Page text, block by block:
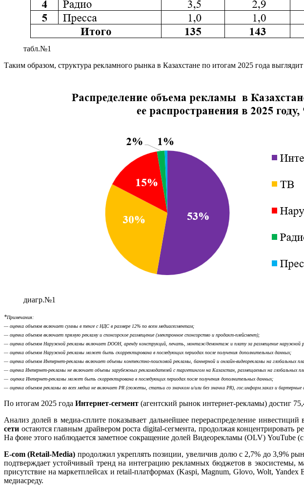
табл.№1
Таким образом, структура рекламного рынка в Казахстане по итогам 2025 года
диагр.№1
*Примечания:
— оценка объемов включает суммы в тенге с НДС в размере 12% по всем медиасегментам;
— оценка объемов включает прямую рекламу и спонсорское размещение (электронное спонсорство и продакт-плейсмент);
— оценка объемов Наружной рекламы включает DOOH, аренду конструкций, печать, монтаж/демонтаж и плату за размещение наружной
— оценка объемов Наружной рекламы может быть скорректирована в последующих периодахпосле получения дополнительных данных;
— оценка объемов Интернет-рекламы включает объемы контекстно-поисковой рекламы, баннерной и онлайн-видеорекламы на глобальных
— оценка Интернет-рекламы не включает объемы зарубежных рекламодателей с таргетингом на Казахстан, размещаемых на глобальных
— оценка Интернет-рекламы может быть скорректирована в последующих периодах после получения дополнительных данных;
— оценка объемов рекламы во всех медиа не включает PR (сюжеты, статьи со значком и/или без значка PR), гос.информ.заказ и бартерные
По итогам 2025 года Интернет-сегмент (агентский рынок интернет-рекламы) достиг
Анализ долей в медиа-сплите показывает дальнейшее перераспределение
сети остаются главным драйвером роста digital-сегмента, продолжая
На фоне этого наблюдается заметное сокращение долей Видеорекламы (OLV) YouTube
E-com (Retail-Media) продолжил укреплять позиции, увеличив долю с 2,7% до 3,9%
подтверждает устойчивый тренд на интеграцию рекламных бюджетов в экосистемы,
присутствие на маркетплейсах и retail-платформах (Kaspi, Magnum, Glovo, Wolt,
медиасреду.